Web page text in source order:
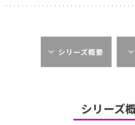
シリーズ概要
シリーズ